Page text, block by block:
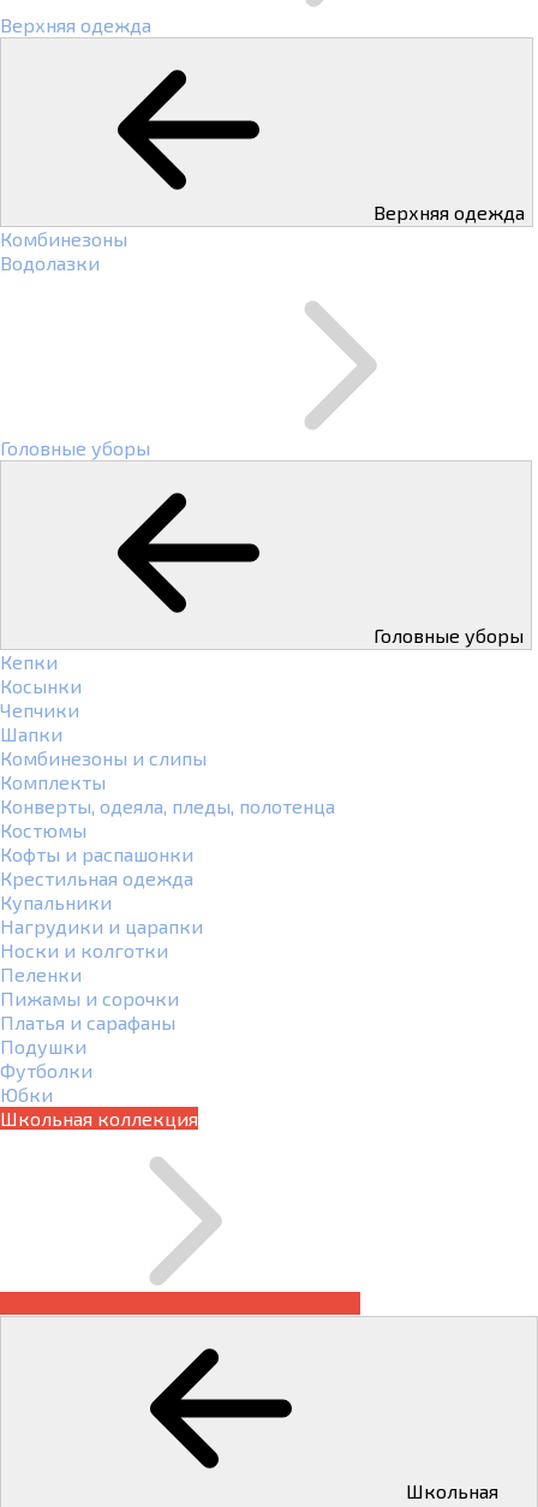
Верхняя одежда
Верхняя одежда
Комбинезоны
Водолазки
Головные уборы
Головные уборы
Кепки
Косынки
Чепчики
Шапки
Комбинезоны и слипы
Комплекты
Конверты, одеяла, пледы, полотенца
Костюмы
Кофты и распашонки
Крестильная одежда
Купальники
Нагрудики и царапки
Носки и колготки
Пеленки
Пижамы и сорочки
Платья и сарафаны
Подушки
Футболки
Юбки
Школьная коллекция